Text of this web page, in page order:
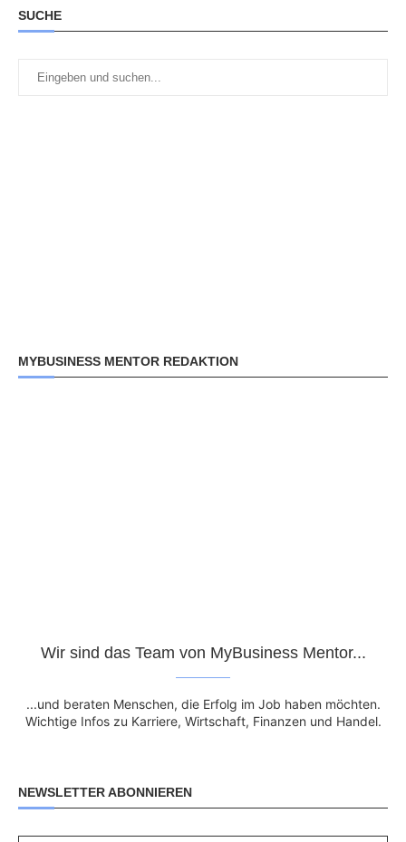
SUCHE
MYBUSINESS MENTOR REDAKTION
Wir sind das Team von MyBusiness Mentor...
...und beraten Menschen, die Erfolg im Job haben möchten.
Wichtige Infos zu Karriere, Wirtschaft, Finanzen und Handel.
NEWSLETTER ABONNIEREN